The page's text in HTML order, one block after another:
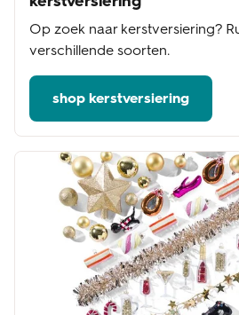
Op zoek naar kerstversiering?
verschillende soorten.
shop kerstversiering